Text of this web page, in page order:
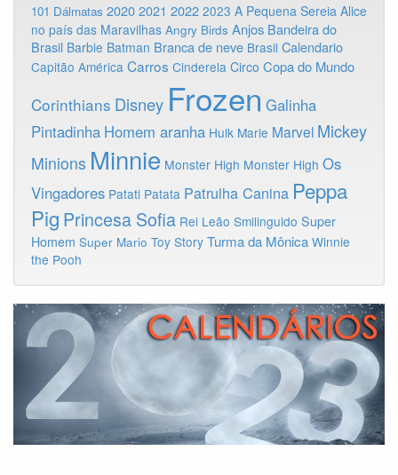
101 Dálmatas 2020 2021 2022 2023 A Pequena Sereia Alice
no país das Maravilhas Angry Birds Anjos Bandeira do
Brasil Barbie Batman Branca de neve Brasil Calendario
Capitão América Carros Cinderela Circo Copa do Mundo
Corinthians Disney Frozen Galinha
Pintadinha Homem aranha Hulk Marie Marvel Mickey
Minions Minnie Monster High Monster High Os
Vingadores Patati Patata Patrulha Canina Peppa
Pig Princesa Sofia Rei Leão Smilinguido Super
Homem Super Mario Toy Story Turma da Mônica Winnie
the Pooh